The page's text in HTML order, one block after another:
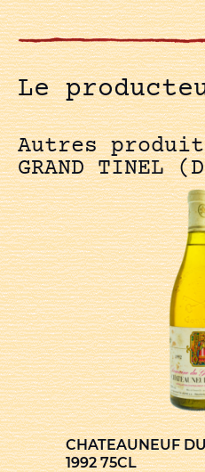
Le
Autres
GRAND TINEL
CHATEAUNEUF
1992 75CL